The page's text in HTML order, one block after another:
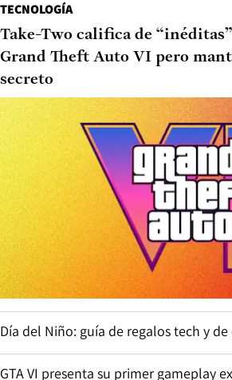
TECNOLOGÍA
Take-Two califica de
Grand Theft Auto VI pero
secreto
Día del Niño: guía de regalos tech y
GTA VI presenta su primer gameplay